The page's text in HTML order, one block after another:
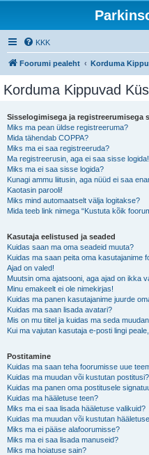
KKK
Foorumi pealeht Korduma
Korduma Kippuvad
Sisselogimisega ja registreerumisega
Miks ma pean üldse registreeruma?
Mida tähendab COPPA?
Miks ma ei saa registreeruda?
Ma registreerusin, aga ei saa sisse logida!
Miks ma ei saa sisse logida?
Kunagi ammu liitusin, aga nüüd ei saa
Kaotasin parooli!
Miks mind automaatselt välja logitakse?
Mida teeb link nimega “Kustuta kõik
Kasutaja eelistused ja seaded
Kuidas saan ma oma seadeid muuta?
Kuidas ma saan peita oma kasutajanime
Ajad on valed!
Muutsin oma ajatsooni, aga ajad on ikka
Minu emakeelt ei ole nimekirjas!
Kuidas ma panen kasutajanime juurde
Kuidas ma saan lisada avatari?
Mis on mu tiitel ja kuidas ma seda
Kui ma vajutan kasutaja e-posti lingi
Postitamine
Kuidas ma saan teha foorumisse uue
Kuidas ma muudan või kustutan postitusi?
Kuidas ma panen oma postitusele
Kuidas ma hääletuse teen?
Miks ma ei saa lisada hääletuse valikuid?
Kuidas ma muudan või kustutan
Miks ma ei pääse alafoorumisse?
Miks ma ei saa lisada manuseid?
Miks ma hoiatuse sain?